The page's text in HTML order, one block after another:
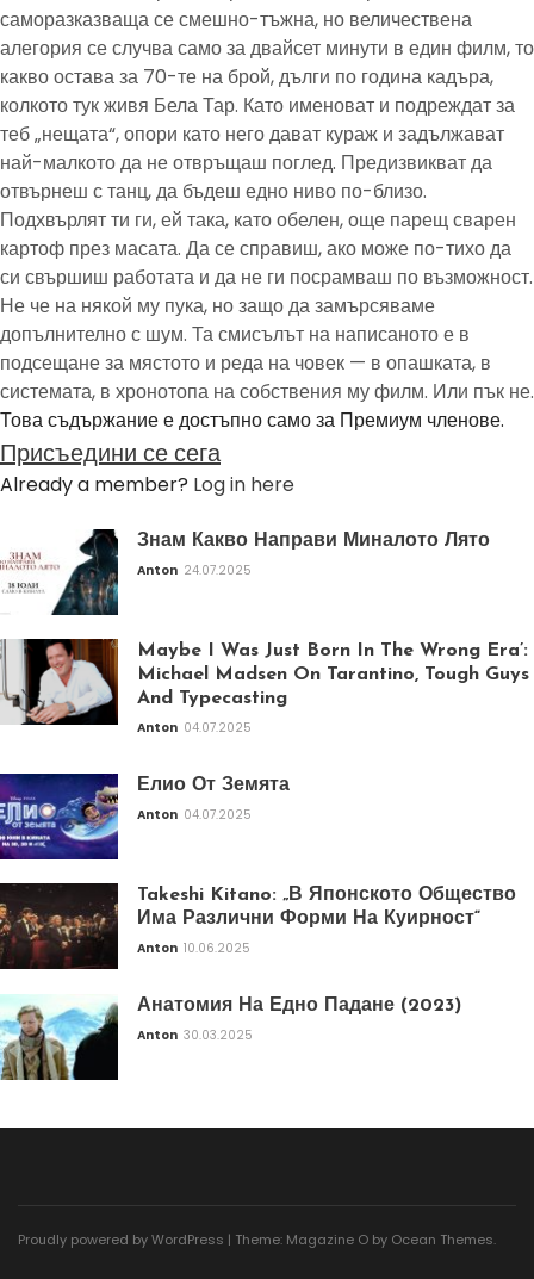
саморазказваща се смешно-тъжна, но величествена
алегория се случва само за двайсет минути в един филм, то
какво остава за 70-те на брой, дълги по година кадъра,
колкото тук живя Бела Тар. Като именоват и подреждат за
теб „нещата“, опори като него дават кураж и задължават
най-малкото да не отвръщаш поглед. Предизвикват да
отвърнеш с танц, да бъдеш едно ниво по-близо.
Подхвърлят ти ги, ей така, като обелен, още парещ сварен
картоф през масата. Да се справиш, ако може по-тихо да
си свършиш работата и да не ги посрамваш по възможност.
Не че на някой му пука, но защо да замърсяваме
допълнително с шум. Та смисълът на написаното е в
подсещане за мястото и реда на човек — в опашката, в
системата, в хронотопа на собствения му филм. Или пък не.
Това съдържание е достъпно само за Премиум членове.
Присъедини се сега
Already a member? Log in here
Знам Какво Направи Миналото Лято
Anton 24.07.2025
Maybe I Was Just Born In The Wrong Era’:
Michael Madsen On Tarantino, Tough Guys
And Typecasting
Anton 04.07.2025
Елио От Земята
Anton 04.07.2025
Takeshi Kitano: „В Японското Общество
Има Различни Форми На Куирност“
Anton 10.06.2025
Анатомия На Едно Падане (2023)
Anton 30.03.2025
Proudly powered by WordPress | Theme: Magazine O by Ocean Themes.